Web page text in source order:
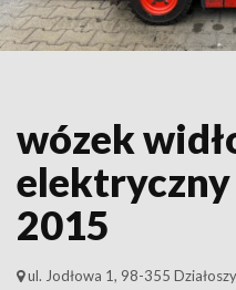
wózek
elektryczny
2015
ul. Jodłowa 1, 98-355